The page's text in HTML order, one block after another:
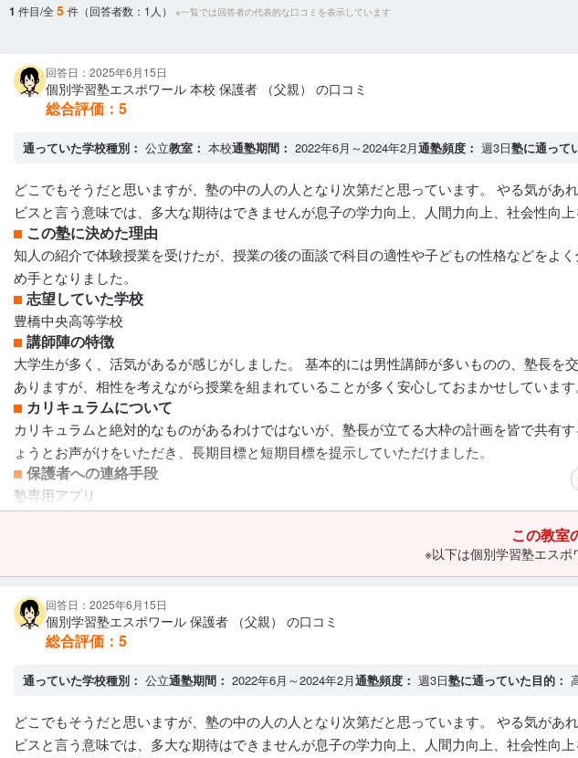
1 件目/全 5 件（回答者数：1人） ※一覧では回答者の代表的な口コミを表示しています
回答日：2025年6月15日
個別学習塾エスポワール 本校 保護者 （父親） の口コミ
総合評価： 5
通っていた学校種別： 公立教室： 本校通塾期間： 2022年6月～2024年2月通塾頻度： 週3日塾に通って
どこでもそうだと思いますが、塾の中の人の人となり次第だと思っています。 やる気が
ビスと言う意味では、多大な期待はできませんが息子の学力向上、人間力向上、社会性向
この塾に決めた理由
知人の紹介で体験授業を受けたが、授業の後の面談で科目の適性や子どもの性格などを
め手となりました。
志望していた学校
豊橋中央高等学校
講師陣の特徴
大学生が多く、活気があるが感じがしました。 基本的には男性講師が多いものの、塾長
ありますが、相性を考えながら授業を組まれていることが多く安心しておまかせしています
カリキュラムについて
カリキュラムと絶対的なものがあるわけではないが、塾長が立てる大枠の計画を皆で共
ょうとお声がけをいただき、長期目標と短期目標を提示していただけました。
保護者への連絡手段
塾専用アプリ
アクセス・周りの環境
最寄りの中学より極めて近い距離にあるが分かりにくい場所にあるので車での送迎が必要
この教室
※以下は個別学習塾エスポ
回答日：2025年6月15日
個別学習塾エスポワール 保護者 （父親） の口コミ
総合評価： 5
通っていた学校種別： 公立通塾期間： 2022年6月～2024年2月通塾頻度： 週3日塾に通っていた目的：
どこでもそうだと思いますが、塾の中の人の人となり次第だと思っています。 やる気が
ビスと言う意味では、多大な期待はできませんが息子の学力向上、人間力向上、社会性向